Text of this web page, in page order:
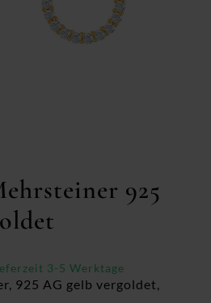
925
3-5 Werktage
925 AG gelb vergoldet,